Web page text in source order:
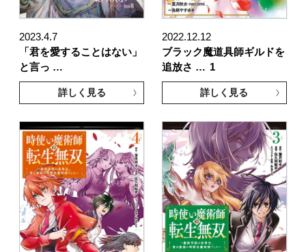
2023.4.7
「君を愛することはない」
と言っ …
詳しく見る
2022.12.12
ブラック魔道具師ギルドを
追放さ … 1
詳しく見る